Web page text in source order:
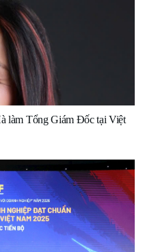
làm Tổng Giám Đốc tại Việt